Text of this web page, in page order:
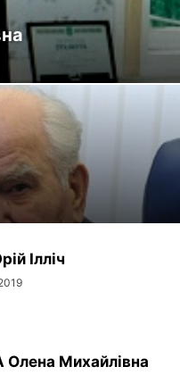
УСТАНОВИ НАМН
ВИПАДКИ
Ілліч
Михайлівна